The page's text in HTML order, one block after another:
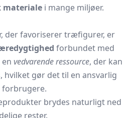
materiale i mange miljøer.
der favoriserer træfigurer, er
forbundet med
vedvarende ressource, der kan
hvilket gør det til en ansvarlig
forbrugere.
brydes naturligt ned
rester.